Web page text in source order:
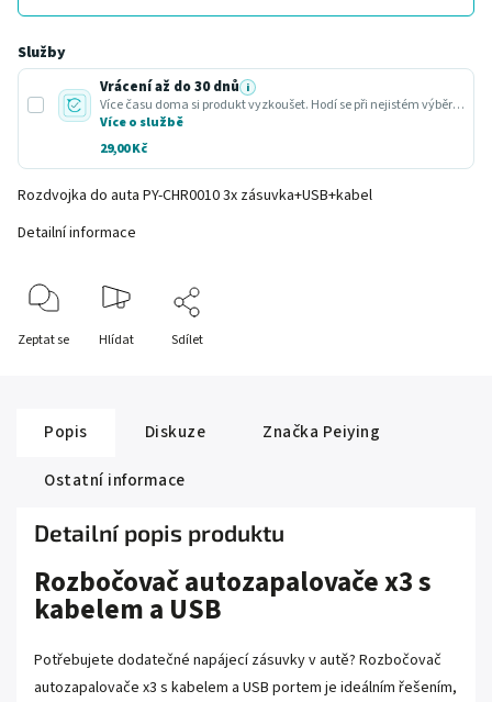
Služby
Vrácení až do 30 dnů i
Více času doma si produkt vyzkoušet. Hodí se při nejistém výběru nebo dárku.
Více o službě
29,00 Kč
Rozdvojka do auta PY-CHR0010 3x zásuvka+USB+kabel
Detailní informace
Zeptat se Hlídat Sdílet
Popis Diskuze Značka Peiying
Ostatní informace
Detailní popis produktu
Rozbočovač autozapalovače x3 s
kabelem a USB
Potřebujete dodatečné napájecí zásuvky v autě? Rozbočovač
autozapalovače x3 s kabelem a USB portem je ideálním řešením,